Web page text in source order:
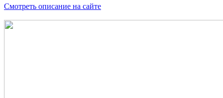
Смотреть описание на сайте